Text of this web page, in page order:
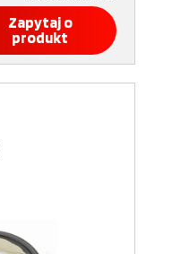
Zapytaj o
produkt